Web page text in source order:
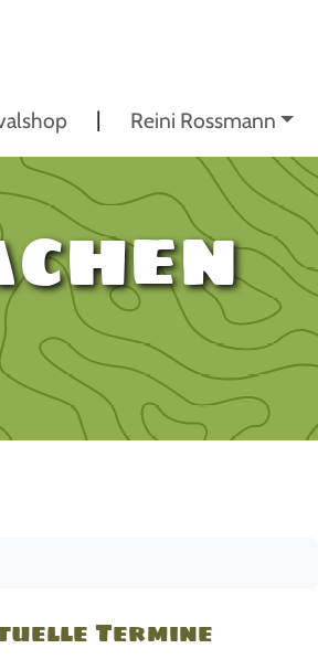
Reini Rossmann
Termine